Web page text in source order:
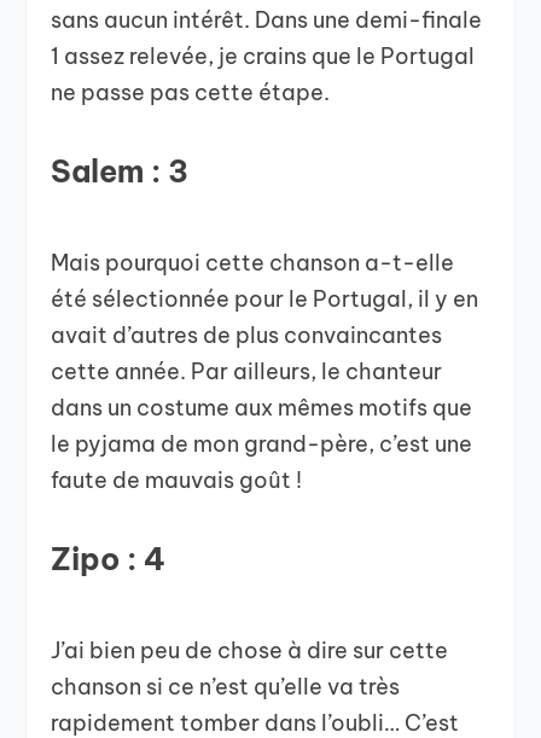
sans aucun intérêt. Dans une demi-finale
1 assez relevée, je crains que le Portugal
ne passe pas cette étape.
Salem : 3
Mais pourquoi cette chanson a-t-elle
été sélectionnée pour le Portugal, il y en
avait d’autres de plus convaincantes
cette année. Par ailleurs, le chanteur
dans un costume aux mêmes motifs que
le pyjama de mon grand-père, c’est une
faute de mauvais goût !
Zipo : 4
J’ai bien peu de chose à dire sur cette
chanson si ce n’est qu’elle va très
rapidement tomber dans l’oubli… C’est